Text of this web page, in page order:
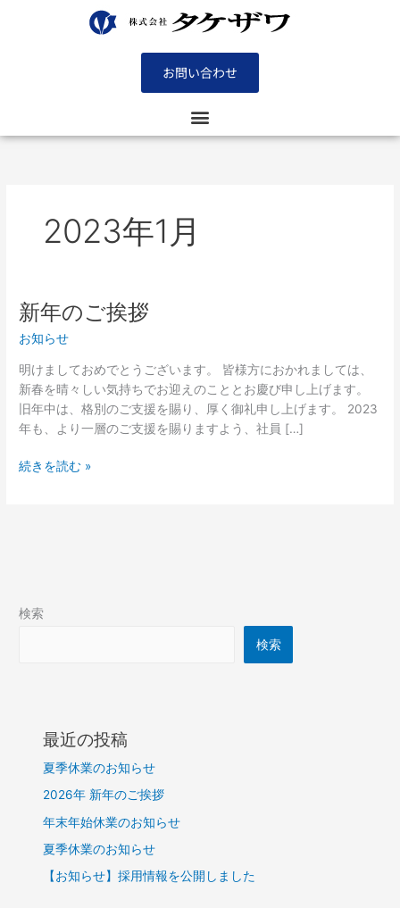
お問い合わせ
2023年1月
新年のご挨拶
お知らせ
明けましておめでとうございます。 皆様方におかれましては、
新春を晴々しい気持ちでお迎えのこととお慶び申し上げます。
旧年中は、格別のご支援を賜り、厚く御礼申し上げます。 2023
年も、より一層のご支援を賜りますよう、社員 […]
新
の
ご
挨
拶
続きを読む »
検索
検索
最近の投稿
夏季休業のお知らせ
2026年 新年のご挨拶
年末年始休業のお知らせ
夏季休業のお知らせ
【お知らせ】採用情報を公開しました